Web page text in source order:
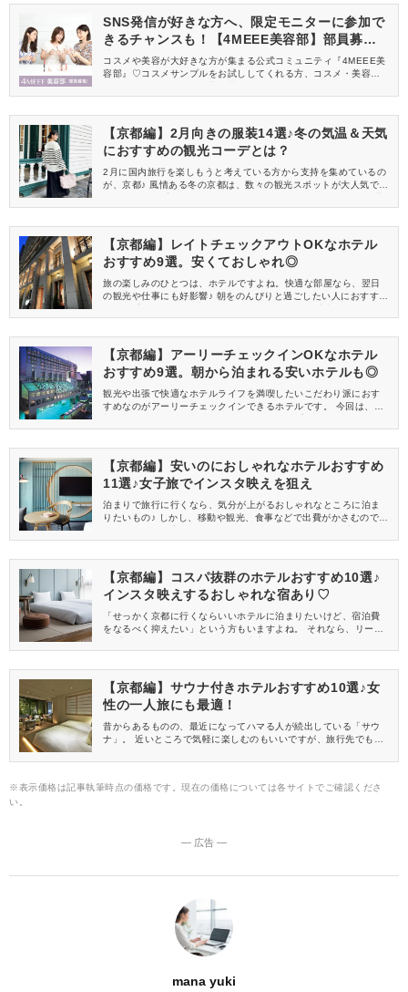
SNS発信が好きな方へ、限定モニターに参加で
きるチャンスも！【4MEEE美容部】部員募集
中
コスメや美容が大好きな方が集まる公式コミュニティ『4MEEE美
容部』♡コスメサンプルをお試ししてくれる方、コスメ・美容情報
【京都編】2月向きの服装14選♪冬の気温＆天気
におすすめの観光コーデとは？
2月に国内旅行を楽しもうと考えている方から支持を集めているの
が、京都♪ 風情ある冬の京都は、数々の観光スポットが大人気で
を特集します♡
【京都編】レイトチェックアウトOKなホテル
おすすめ9選。安くておしゃれ◎
旅の楽しみのひとつは、ホテルですよね。快適な部屋なら、翌日
の観光や仕事にも好影響♪ 朝をのんびりと過ごしたい人におすすめ
テイを楽しみたい人におすすめの宿をご紹介します。 安いプラン
ビジネスにお役立てください！
【京都編】アーリーチェックインOKなホテル
おすすめ9選。朝から泊まれる安いホテルも◎
観光や出張で快適なホテルライフを満喫したいこだわり派におす
すめなのがアーリーチェックインできるホテルです。 今回は、京
ネスなど幅広く使えるホテルを厳選しました。 朝からチェックイ
ぜひお気に入りを見つけて楽しい京都旅行に出かけましょう♡
【京都編】安いのにおしゃれなホテルおすすめ
11選♪女子旅でインスタ映えを狙え
泊まりで旅行に行くなら、気分が上がるおしゃれなところに泊ま
りたいもの♪ しかし、移動や観光、食事などで出費がかさむので、
おしゃれなホテル【京都編】をお届けします♡
【京都編】コスパ抜群のホテルおすすめ10選♪
インスタ映えするおしゃれな宿あり♡
「せっかく京都に行くならいいホテルに泊まりたいけど、宿泊費
をなるべく抑えたい」という方もいますよね。 それなら、リーズ
泊まってみませんか？ 今回は、コスパ抜群のおすすめホテル【京
【京都編】サウナ付きホテルおすすめ10選♪女
性の一人旅にも最適！
昔からあるものの、最近になってハマる人が続出している「サウ
ナ」。 近いところで気軽に楽しむのもいいですが、旅行先でも楽
ホテル【京都編】をご紹介します！
※表示価格は記事執筆時点の価格です。現在の価格については各サイトでご確認くださ
い。
― 広告 ―
mana yuki